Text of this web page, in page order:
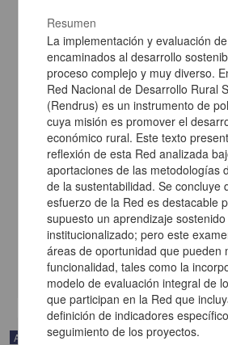
El límite
Acosta, Delfina - Centro de Investigaciones
el Caribe, UNAM
2021-02-03
Multidisciplina
Artículo
Resumen
La implementación y evaluación
encaminados al desarrollo
proceso complejo y muy diverso.
Red Nacional de Desarrollo Rural
(Rendrus) es un instrumento de
cuya misión es promover el
económico rural. Este texto
reflexión de esta Red analizada
aportaciones de las metodologías
de la sustentabilidad. Se concluye
esfuerzo de la Red es destacable
supuesto un aprendizaje
institucionalizado; pero este
áreas de oportunidad que pueden
funcionalidad, tales como la
modelo de evaluación integral de
que participan en la Red que
definición de indicadores
seguimiento de los proyectos.